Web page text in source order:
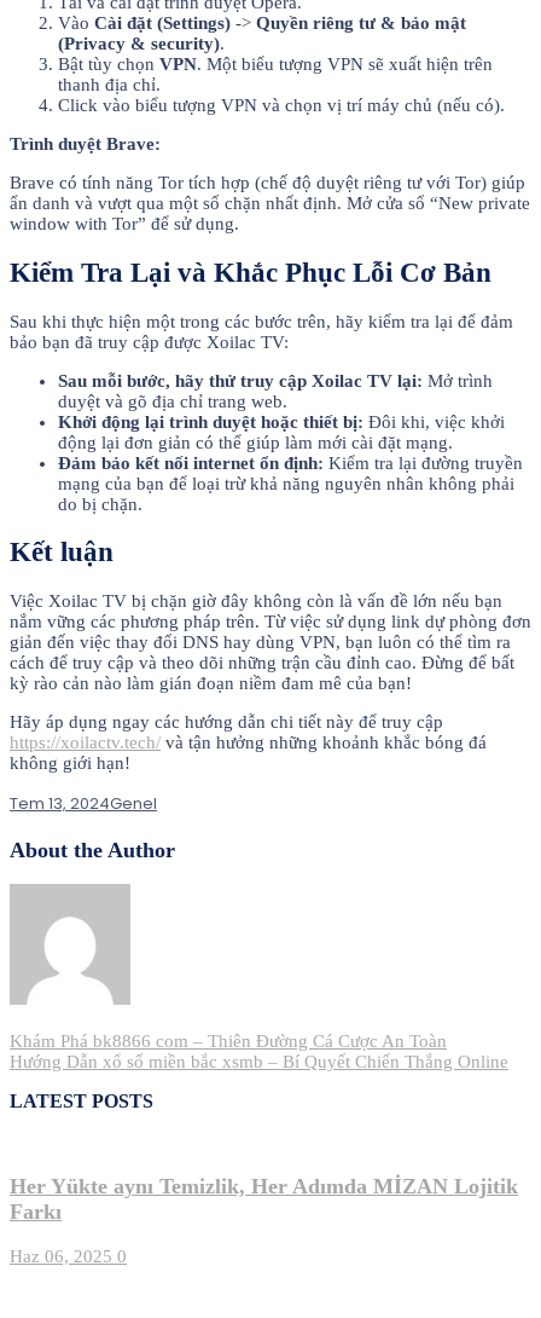
Vào Cài đặt (Settings) -> Quyền riêng tư & bảo mật
(Privacy & security).
Bật tùy chọn VPN. Một biểu tượng VPN sẽ xuất hiện trên
thanh địa chỉ.
Click vào biểu tượng VPN và chọn vị trí máy chủ (nếu có).
Trình duyệt Brave:
Brave có tính năng Tor tích hợp (chế độ duyệt riêng tư với Tor) giúp
ẩn danh và vượt qua một số chặn nhất định. Mở cửa sổ “New private
window with Tor” để sử dụng.
Kiểm Tra Lại và Khắc Phục Lỗi Cơ Bản
Sau khi thực hiện một trong các bước trên, hãy kiểm tra lại để đảm
bảo bạn đã truy cập được Xoilac TV:
Sau mỗi bước, hãy thử truy cập Xoilac TV lại: Mở trình
duyệt và gõ địa chỉ trang web.
Khởi động lại trình duyệt hoặc thiết bị: Đôi khi, việc khởi
động lại đơn giản có thể giúp làm mới cài đặt mạng.
Đảm bảo kết nối internet ổn định: Kiểm tra lại đường truyền
mạng của bạn để loại trừ khả năng nguyên nhân không phải
do bị chặn.
Kết luận
Việc Xoilac TV bị chặn giờ đây không còn là vấn đề lớn nếu bạn
nắm vững các phương pháp trên. Từ việc sử dụng link dự phòng đơn
giản đến việc thay đổi DNS hay dùng VPN, bạn luôn có thể tìm ra
cách để truy cập và theo dõi những trận cầu đỉnh cao. Đừng để bất
kỳ rào cản nào làm gián đoạn niềm đam mê của bạn!
Hãy áp dụng ngay các hướng dẫn chi tiết này để truy cập
https://xoilactv.tech/ và tận hưởng những khoảnh khắc bóng đá
không giới hạn!
Tem 13, 2024Genel
About the Author
Yazı
gezinmesi
Khám Phá bk8866 com – Thiên Đường Cá Cược An Toàn
Hướng Dẫn xổ số miền bắc xsmb – Bí Quyết Chiến Thắng Online
LATEST POSTS
Her Yükte aynı Temizlik, Her Adımda MİZAN Lojitik
Farkı
Haz 06, 2025 0